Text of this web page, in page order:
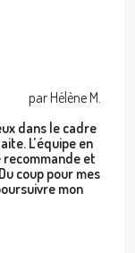
par Hélène M.
dans le cadre
L’équipe en
et
coup pour mes
mon